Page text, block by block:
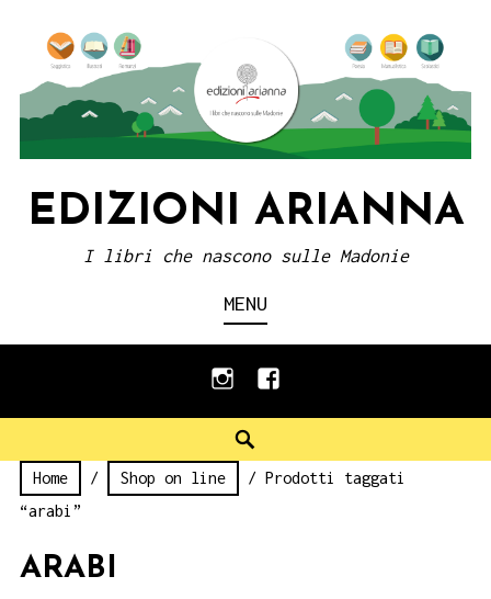
content
EDIZIONI ARIANNA
I libri che nascono sulle Madonie
MENU
instagramfacebook
Home / Shop on line
/ Prodotti taggati
“arabi”
ARABI